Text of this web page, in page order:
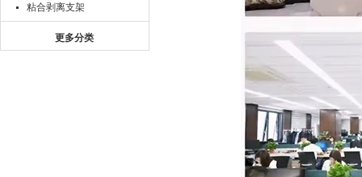
粘合剥离支架
更多分类